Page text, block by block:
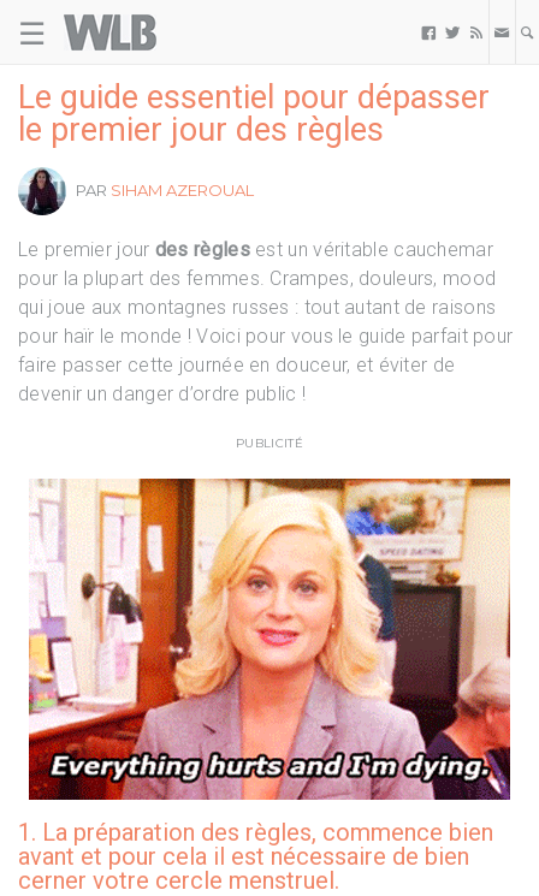
☰   
Le guide essentiel pour dépasser
le premier jour des règles
PAR SIHAM AZEROUAL
Le premier jour des règlesest un véritable cauchemar
pour la plupart des femmes. Crampes, douleurs, mood
qui joue aux montagnes russes : tout autant de raisons
pour haïr le monde ! Voici pour vous le guide parfait pour
faire passer cette journée en douceur, et éviter de
devenir un danger d’ordre public !
PUBLICITÉ
1. La préparation des règles, commence bien
avant et pour cela il est nécessaire de bien
cerner votre cercle menstruel.